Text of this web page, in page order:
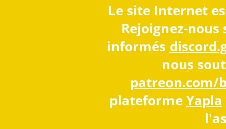
Le site Internet
Rejoignez-
informés
nous
patreon.com/
plateformeYapla